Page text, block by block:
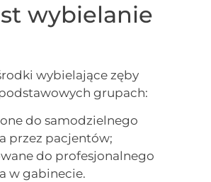
wybielanie
wybielające zęby
grupach:
do samodzielnego
przez pacjentów;
do profesjonalnego
w gabinecie.